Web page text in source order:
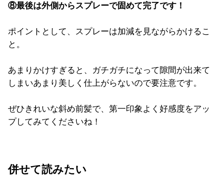
⑧最後は外側からスプレーで固めて完了です！
ポイントとして、スプレーは加減を見ながらかけるこ
と。
あまりかけすぎると、ガチガチになって隙間が出来て
しまいあまり美しく仕上がらないので要注意です。
ぜひきれいな斜め前髪で、第一印象よく好感度をアッ
プしてみてくださいね！
併せて読みたい